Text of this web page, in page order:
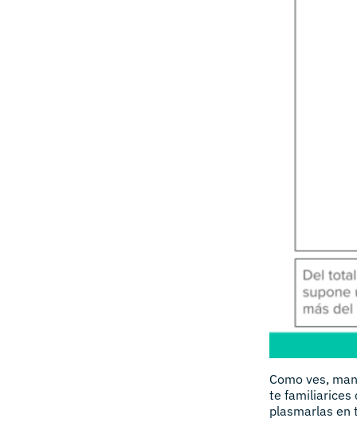
Como ves,
te familiarices
plasmarlas en